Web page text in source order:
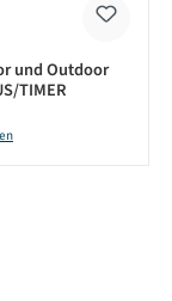
und Outdoor
TIMER